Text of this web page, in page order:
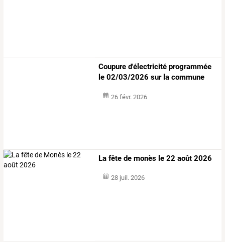
Coupure d'électricité programmée
le 02/03/2026 surla commune
26 févr. 2026
La fête de monès le 22 août 2026
28 juil. 2026